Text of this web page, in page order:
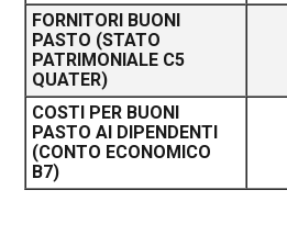
FORNITORI BUONI
PASTO (STATO
PATRIMONIALE C5
QUATER)
COSTI PER BUONI
PASTO AI DIPENDENTI
(CONTO ECONOMICO
B7)